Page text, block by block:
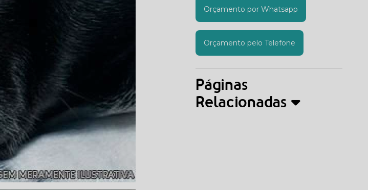
Orçamento por Whatsapp
Orçamento pelo Telefone
Páginas
Relacionadas